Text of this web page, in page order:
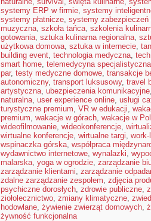
systemy ERP w firmie, systemy
systemy płatnicze, systemy zabezpieczeń
muzyczna, szkoła tańca, szkolenia
gotowania, sztuka kulinarna regionalna,
użytkowa domowa, sztuka w internecie,
building event, technologia medyczna,
smart home, telemedycyna specjalistyczna
par, testy medyczne domowe, transakcje
autonomiczny, transport luksusowy, travel
artystyczna, ubezpieczenia komunikacyjne,
naturalna, user experience online, usługi
turystyczne premium, VR w edukacji,
premium, wakacje w górach, wakacje w
wideofilmowanie, wideokonferencje,
wirtualne konferencje, wirtualne targi,
wspinaczka górska, współpraca
wydawnictwo internetowe, wynalazki,
malarska, yoga w ogrodzie, zarządzanie
zarządzanie klientami, zarządzanie
zdalne zarządzanie zespołem, zdjęcia
psychiczne dorosłych, zdrowie publiczne,
ziołolecznictwo, zmiany klimatyczne,
hodowlane, żywienie zwierząt domowych,
żywność funkcjonalna